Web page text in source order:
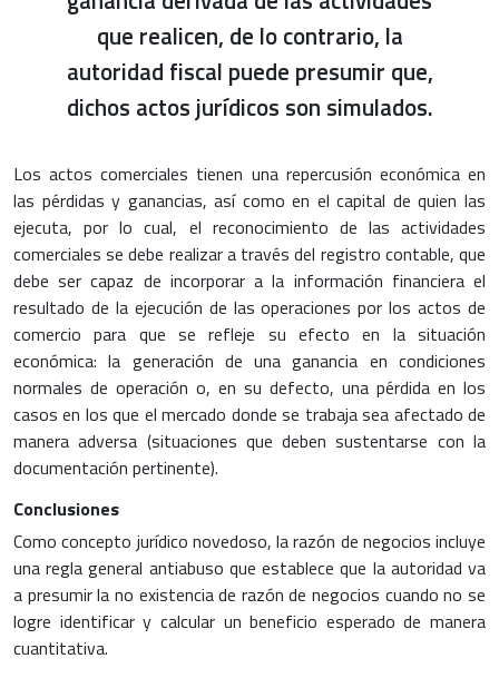
que realicen, de lo contrario, la
autoridad fiscal puede presumir que,
dichos actos jurídicos son simulados.
Los actos comerciales tienen una repercusión económica en
las pérdidas y ganancias, así como en el capital de quien las
ejecuta, por lo cual, el reconocimiento de las actividades
comerciales se debe realizar a través del registro contable, que
debe ser capaz de incorporar a la información financiera el
resultado de la ejecución de las operaciones por los actos de
comercio para que se refleje su efecto en la situación
económica: la generación de una ganancia en condiciones
normales de operación o, en su defecto, una pérdida en los
casos en los que el mercado donde se trabaja sea afectado de
manera adversa (situaciones que deben sustentarse con la
documentación pertinente).
Conclusiones
Como concepto jurídico novedoso, la razón de negocios incluye
una regla general antiabuso que establece que la autoridad va
a presumir la no existencia de razón de negocios cuando no se
logre identificar y calcular un beneficio esperado de manera
cuantitativa.